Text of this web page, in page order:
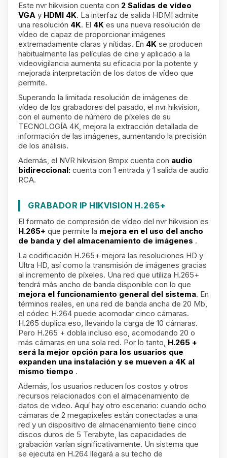
Este nvr hikvision cuenta con 2 Salidas de vídeo
VGA y HDMI 4K. La interfaz de salida HDMI admite
una resolución 4K. El 4K es una nueva resolución de
vídeo de capaz de proporcionar imágenes
extremadamente claras y nítidas. En 4K se producen
habitualmente las películas de cine y aplicado a la
videovigilancia aumenta su eficacia por la potente y
mejorada interpretación de los datos de vídeo que
permite.
Superando la limitada resolución de imágenes de
vídeo de los grabadores del pasado, el nvr hikvision,
con el aumento de número de píxeles de su
TECNOLOGÍA 4K, mejora la extracción detallada de
información de las imágenes, aumentando la precisión
de los análisis.
Además, el NVR hikvision 8mpx cuenta con audio
bidireccional: cuenta con 1 entrada y 1 salida de audio
RCA.
GRABADOR IP HIKVISION H.265+
El formato de compresión de vídeo del nvr hikvision es
H.265+ que permite la mejora en el uso del ancho
de banda y del almacenamiento de imágenes .
La codificación H.265+ mejora las resoluciones HD y
Ultra HD, así como la transmisión de imágenes gracias
al incremento de píxeles. Una red que utiliza H.265+
tendrá más ancho de banda disponible con lo que
mejora el funcionamiento general del sistema. En
términos reales, en una red de banda ancha de 20 Mb,
el códec H.264 puede acomodar cinco cámaras.
H.265 duplica eso, llevando la carga de 10 cámaras.
Pero H.265 + dobla incluso eso, acomodando 20 o
más cámaras en una sola red. Por lo tanto, H.265 +
será la mejor opción para los usuarios que
expanden una instalación y se mueven a 4K al
mismo tiempo .
Además, los usuarios reducen los costos y otros
recursos relacionados con el almacenamiento de
datos de video. Aquí hay otro escenario: cuando ocho
cámaras de 2 megapíxeles están conectadas a una
red y un dispositivo de almacenamiento tiene cinco
discos duros de 5 Terabyte, las capacidades de
grabación varían significativamente. Un sistema que
se ejecuta en H.264 llegará a su techo de